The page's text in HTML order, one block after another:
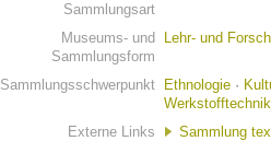
Sammlungsart
Museums- und
Sammlungsform
Lehr- und
Sammlungsschwerpunkt Ethnologie ·
Werkstofftechnik
Externe Links
Sammlung